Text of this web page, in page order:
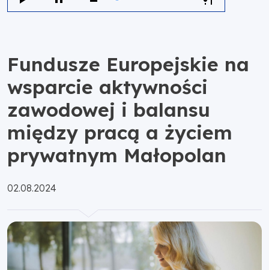
Fundusze Europejskie na
wsparcie aktywności
zawodowej i balansu
między pracą a życiem
prywatnym Małopolan
Opublikowano:
02.08.2024